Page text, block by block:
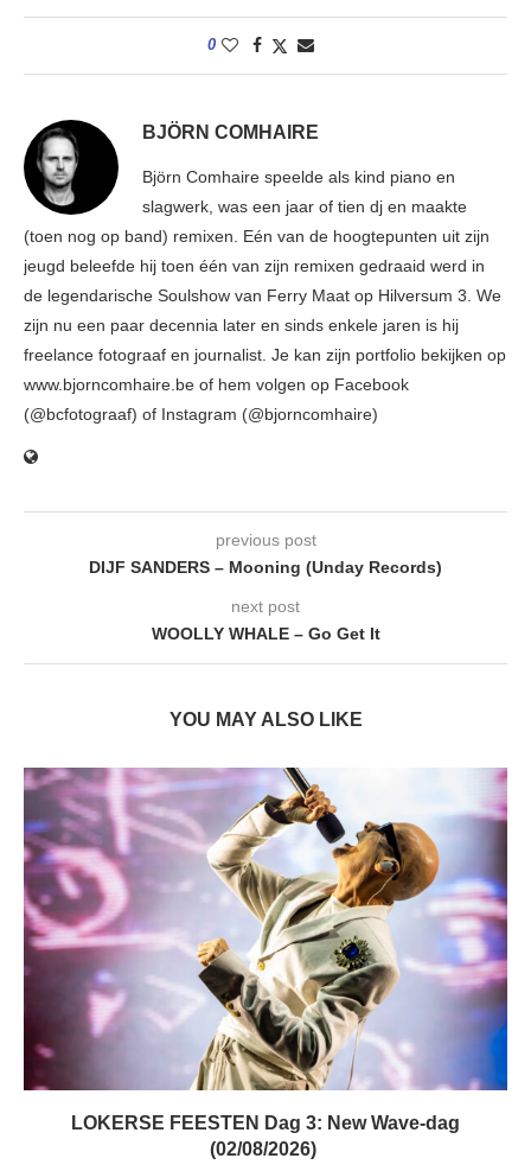
0
BJÖRN COMHAIRE
Björn Comhaire speelde als kind piano en
slagwerk, was een jaar of tien dj en maakte
(toen nog op band) remixen. Eén van de hoogtepunten uit zijn
jeugd beleefde hij toen één van zijn remixen gedraaid werd in
de legendarische Soulshow van Ferry Maat op Hilversum 3. We
zijn nu een paar decennia later en sinds enkele jaren is hij
freelance fotograaf en journalist. Je kan zijn portfolio bekijken op
www.bjorncomhaire.be of hem volgen op Facebook
(@bcfotograaf) of Instagram (@bjorncomhaire)
previous post
DIJF SANDERS – Mooning (Unday Records)
next post
WOOLLY WHALE – Go Get It
YOU MAY ALSO LIKE
LOKERSE FEESTEN Dag 3: New Wave-dag
(02/08/2026)